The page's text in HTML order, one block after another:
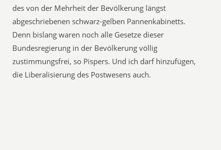
des von der Mehrheit der Bevölkerung längst
abgeschriebenen schwarz-gelben Pannenkabinetts.
Denn bislang waren noch alle Gesetze dieser
Bundesregierung in der Bevölkerung völlig
zustimmungsfrei, so Pispers. Und ich darf hinzufügen,
die Liberalisierung des Postwesens auch.